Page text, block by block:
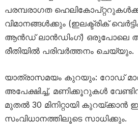
പരമ്പരാഗത
വിമാനങ്ങൾക്കും (ഇലക്ട്രിക്
ആൻഡ് ലാൻഡിംഗ്) ഒരുപോലെ
രീതിയിൽ പരിവർത്തനം ചെയ്യും.
യാത്രാസമയം കുറയും: റോഡ്
അപേക്ഷിച്ച്, മണിക്കൂറുകൾ
മുതൽ 30 മിനിറ്റായി കുറയ്ക്കാൻ
സംവിധാനത്തിലൂടെ സാധിക്കും.